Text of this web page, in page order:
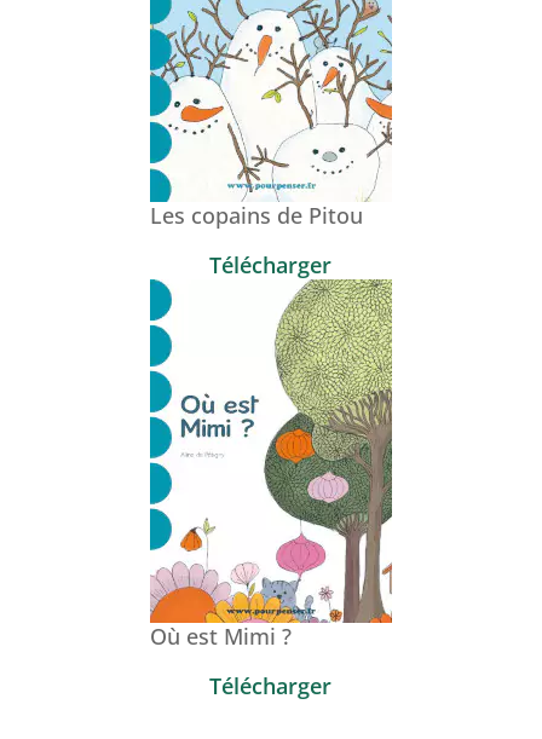
Les copains de Pitou
Télécharger
Où est Mimi ?
Télécharger